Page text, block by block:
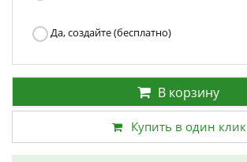
Да, создайте (бесплатно)
В корзину
Купить в один клик